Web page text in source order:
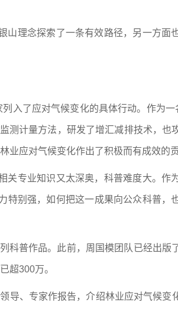
理念探索了一条有效路径，另一方面
入了应对气候变化的具体行动。作为一
测计量方法，研发了增汇减排技术，也
业应对气候变化作出了积极而有成效的贡
关专业知识又太深奥，科普难度大。作
特别强，如何把这一成果向公众科普，
科普作品。此前，周国模团队已经出版
超300万。
导、专家作报告，介绍林业应对气候变